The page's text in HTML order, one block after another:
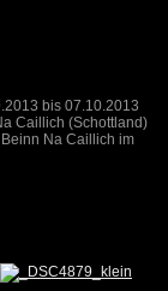
bis 07.10.2013
Caillich (Schottland)
Na Caillich im